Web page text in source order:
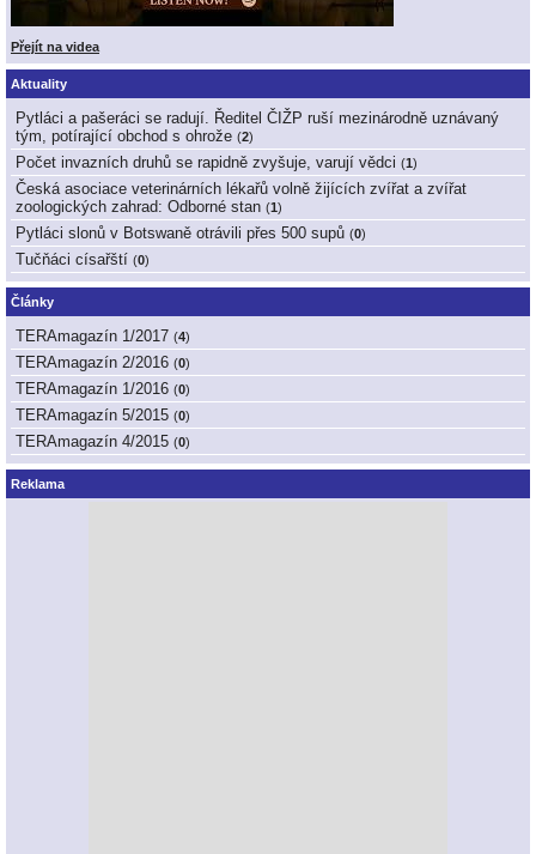
Přejít na videa
Aktuality
Pytláci a pašeráci se radují. Ředitel ČIŽP ruší mezinárodně uznávaný
tým, potírající obchod s ohrože (2)
Počet invazních druhů se rapidně zvyšuje, varují vědci (1 )
Česká asociace veterinárních lékařů volně žijících zvířat a zvířat
zoologických zahrad: Odborné stan (1 )
Pytláci slonů v Botswaně otrávili přes 500 supů (0)
Tučňáci císařští (0)
Články
TERAmagazín 1/2017 (4)
TERAmagazín 2/2016 (0)
TERAmagazín 1/2016 (0)
TERAmagazín 5/2015 (0)
TERAmagazín 4/2015 (0)
Reklama